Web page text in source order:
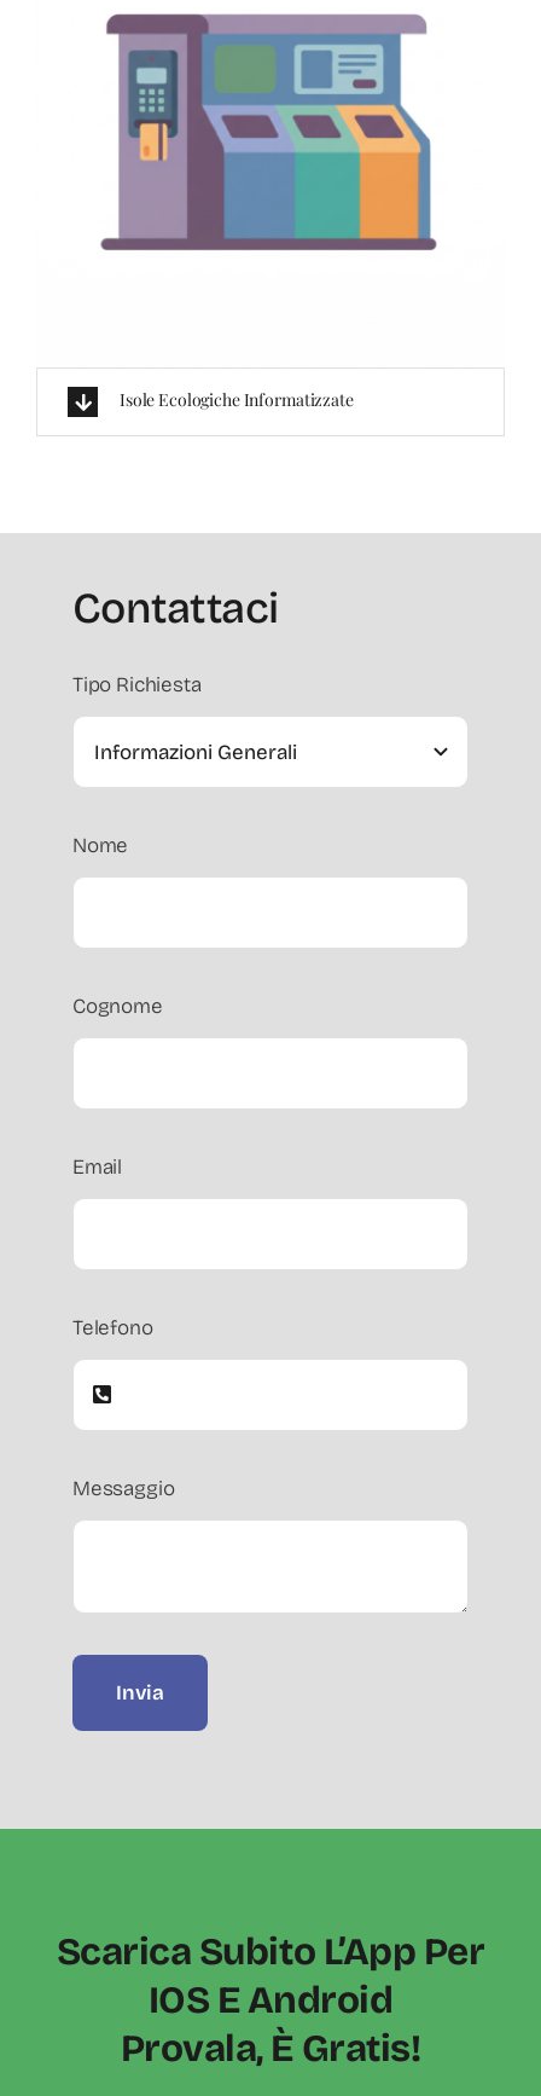
Isole Ecologiche Informatizzate
Contattaci
Tipo Richiesta
Nome
Cognome
Email
Telefono
Messaggio
Invia
Scarica Subito L’App Per
IOS E Android
Provala, È Gratis!